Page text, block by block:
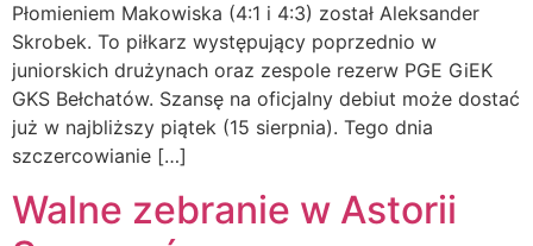
Płomieniem Makowiska (4:1 i 4:3) został Aleksander
Skrobek. To piłkarz występujący poprzednio w
juniorskich drużynach oraz zespole rezerw PGE GiEK
GKS Bełchatów. Szansę na oficjalny debiut może dostać
już w najbliższy piątek (15 sierpnia). Tego dnia
szczercowianie […]
Walne zebranie w Astorii